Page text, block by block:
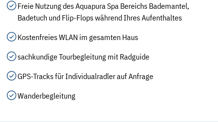
Freie Nutzung des Aquapura Spa Bereichs Bademantel,
Badetuch und Flip-Flops während Ihres Aufenthaltes
Kostenfreies WLAN im gesamten Haus
sachkundige Tourbegleitung mit Radguide
GPS-Tracks für Individualradler auf Anfrage
Wanderbegleitung